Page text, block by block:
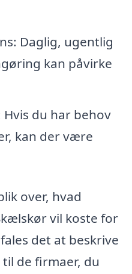
Daglig, ugentlig
kan påvirke
Hvis du har behov
kan der være
over, hvad
vil koste for
det at beskrive
de firmaer, du